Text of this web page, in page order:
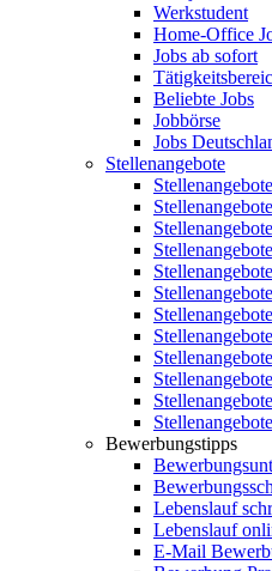
Werkstudent
Home-Office
Jobs ab sofort
Beliebte Jobs
Jobbörse
Jobs
Stellenangebote
Bewerbungstipps
Lebenslauf
Lebenslauf
E-Mail